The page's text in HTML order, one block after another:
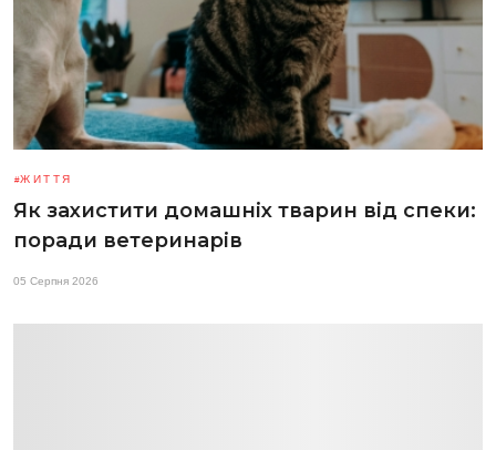
ЖИТТЯ
Як захистити домашніх тварин від спеки:
поради ветеринарів
05 Серпня 2026